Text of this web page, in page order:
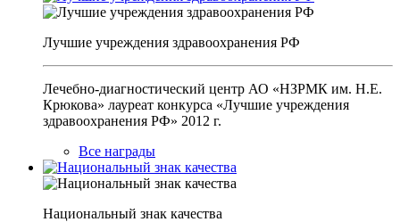
Лучшие учреждения здравоохранения РФ
Лечебно-диагностический центр АО «НЗРМК им. Н.Е.
Крюкова» лауреат конкурса «Лучшие учреждения
здравоохранения РФ» 2012 г.
Все награды
Национальный знак качества